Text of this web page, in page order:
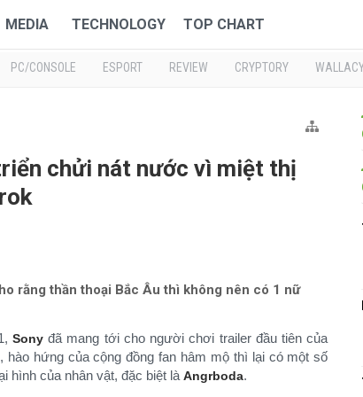
MEDIA TECHNOLOGY TOP CHART
PC/CONSOLE ESPORT REVIEW CRYPTORY
chửi nát nước vì miệt thị
rằng thần thoại Bắc Âu thì không nên có 1 nữ
Sonyđã mang tới cho người chơi trailer đầu tiên của
hào hứng của cộng đồng fan hâm mộ thì lại có một số
hình của nhân vật, đặc biệt là Angrboda.​